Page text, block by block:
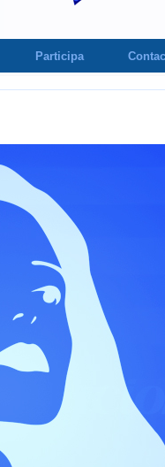
Participa